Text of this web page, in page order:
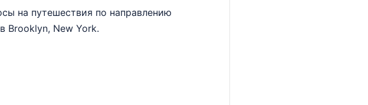
на путешествия по направлению
Brooklyn, New York.